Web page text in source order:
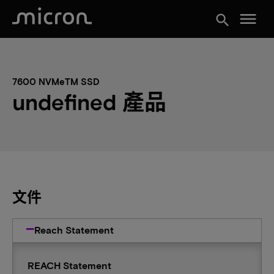
search menu
7600 NVMeTM SSD
undefined 產品
文件
Reach Statement
REACH Statement